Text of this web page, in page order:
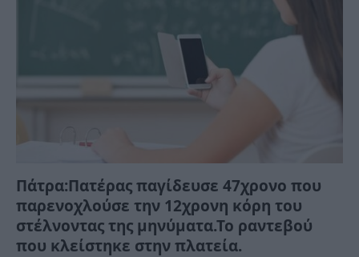
Πάτρα:Πατέρας παγίδευσε 47χρονο που
παρενοχλούσε την 12χρονη κόρη του
στέλνοντας της μηνύματα.Το ραντεβού
που κλείστηκε στην πλατεία.